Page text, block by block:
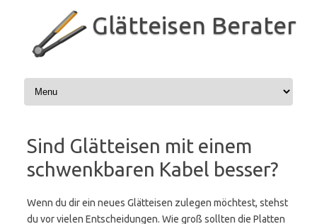
Glätteisen Berater
Sind Glätteisen mit einem
schwenkbaren Kabel besser?
Wenn du dir ein neues Glätteisen zulegen möchtest, stehst
du vor vielen Entscheidungen. Wie groß sollten die Platten